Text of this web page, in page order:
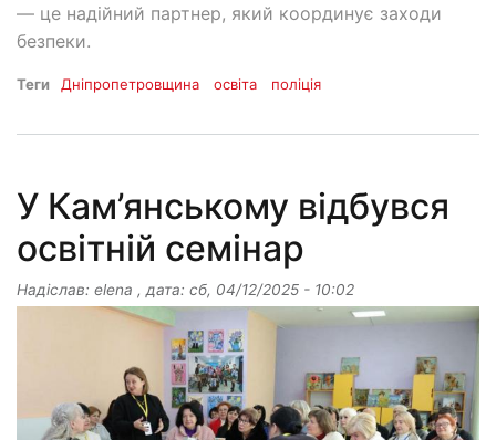
— це надійний партнер, який координує заходи
безпеки.
Теги Дніпропетровщина освіта поліція
У Кам’янському відбувся
освітній семінар
Надіслав: elena , дата: сб, 04/12/2025 - 10:02